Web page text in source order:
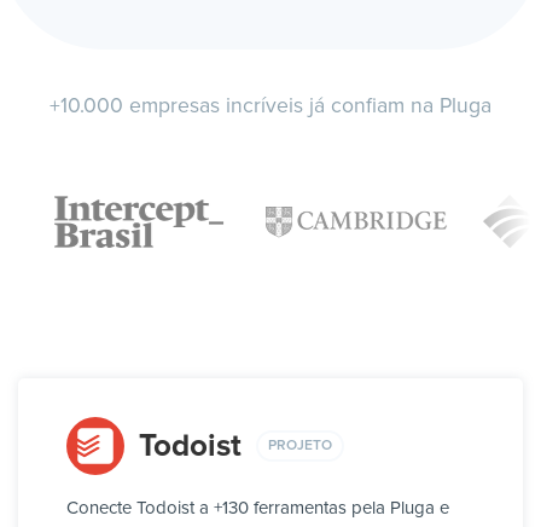
+10.000 empresas incríveis já confiam na Pluga
Todoist PROJETO
Conecte Todoist a +130 ferramentas pela Pluga e